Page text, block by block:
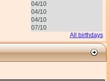
04/10
04/10
04/10
07/10
All birthdays